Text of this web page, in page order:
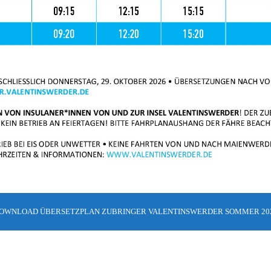
ÜBERSETZPLAN ZUBRINGER VALENTINSWERDER SOMMER